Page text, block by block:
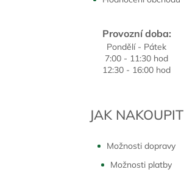
Provozní doba:
Pondělí - Pátek
7:00 - 11:30 hod
12:30 - 16:00 hod
JAK NAKOUPIT
Možnosti dopravy
Možnosti platby